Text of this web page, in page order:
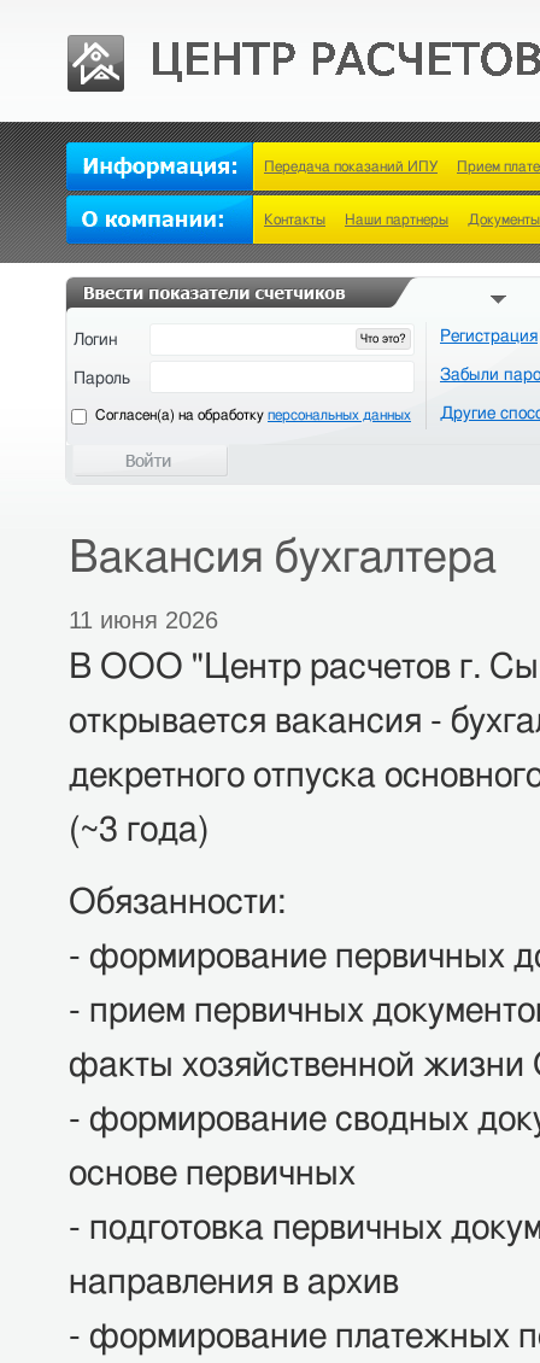
Контакты Наши партнеры Документы
Передача показаний ИПУ Прием
Что это?
Логин Регистрация
Забыли
Другие
Пароль
Cогласен(а) на обработку персональных данных
Вакансия бухгалтера
11 июня 2026
В ООО "Центр расчетов г.
открывается вакансия -
декретного отпуска
(~3 года)
Обязанности:
- формирование первичных
- прием первичных
факты хозяйственной жизни
- формирование сводных
основе первичных
- подготовка первичных
направления в архив
- формирование платежных